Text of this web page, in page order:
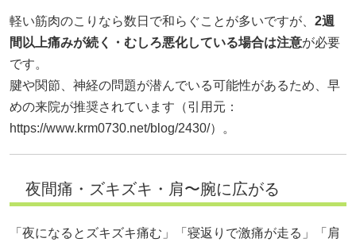
軽い筋肉のこりなら数日で和らぐことが多いですが、 2週
間以上痛みが続く・むしろ悪化している場合は注意が必要
です。
腱や関節、神経の問題が潜んでいる可能性があるため、早
めの来院が推奨されています（引用元：
https://www.krm0730.net/blog/2430/）。
夜間痛・ズキズキ・肩〜腕に広がる
「夜になるとズキズキ痛む」「寝返りで激痛が走る」「肩